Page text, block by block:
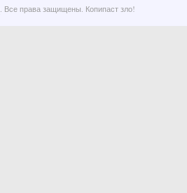
. Все права защищены. Копипаст зло!